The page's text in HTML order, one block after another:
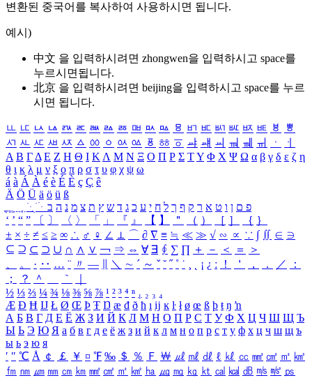
변환된 중국어를 복사하여 사용하시면 됩니다.
예시)
中文 을 입력하시려면 zhongwen을 입력하시고 space를
누르시면됩니다.
北京 을 입력하시려면 beijing을 입력하시고 space를 누르
시면 됩니다.
ㅥ ㅦ ㅧ ㅨ ㅩ ㅪ ㅫ ㅬ ㅭ ㅮ ㅯ ㅰ ㅱ ㅲ ㅳ ㅴ ㅵ ㅶ ㅷ ㅸ
ㅹ
ㅺ ㅻ ㅼ ㅽ ㅾ ㅿ ㆀ ㆁ ㆂ ㆃ ㆄ ㆅ ㆆ ㆇ ㆈ ㆉ ㆊ ㆋ ㆌ ㆍ
ㆎ
Α Β ΓΔ Ε Ζ Η Θ Ι ΚΛ Μ Ν Ξ Ο Π Ρ Σ ΤΥ Φ Χ Ψ Ω α β γ δ ε ζ η
θ ι κ λ μ ν ξ ο π ρ σ τ υ φ χ ψ ω
á à Á À é è É È ç Ç ê
Ä Ö Ü ä ö ü ß
ִֶֹ ֻּ ׁׂ פ ם ן ו ט א ר ק ף ך ל ח י ע כ ג ד ש ץ ת צ מ נ ה ב
‘ ’ “ ” 〔 〕 〈 〉 「 」 『 』 【 】 ＂ （ ） ［ ］ ｛ ｝
± × ÷ ≠ ≤ ≥ ∞ ∴ ♂ ♀ ∠ ⊥ ⌒ ∂ ∇ ≡ ≒ ≪ ≫ √ ∽ ∝ ∵ ∫ ∬ ∈ ∋
⊆ ⊇ ⊂ ⊃ ∪ ∩ ∧ ∨ ￢ ⇒ ⇔ ∀ ∃ ∮ ∑ ∏ ＋ － ＜ ＝
＞
、
。 · ‥ … ¨ 〃 ― ＼ ∼ ´ ～ ˇ ˘ ˝ ˚ ˙ ¸ ¡ ¿ ː ！ ＇ ， ． ／
：
；
？ ＾ ｀
½ ⅓ ⅔ ¼ ¾ ⅛ ⅜ ⅝ ⅞ ¹ ² ³ ⁴ ⁿ ₁ ₂ ₃ ₄
Æ Ð Ħ Ĳ Ł Ø Œ Þ Ŧ Ŋ æ đ ð ħ ı ĳ ĸ ŀ ł ø œ ß þ ŧ ŋ ŉ
А Б В Г Д Е Ё Ж З И Й К Л М Н О П Р С Т У Ф Х Ц Ч Ш Щ Ъ
Ы Ь Э Ю Я а б в г д е ё ж з и й к л м н о п р с т у ф х ц ч ш щ ъ
ы ь э ю я
′ ″ ℃ Å ￠ ￡ ￥ ¤ ℉ ‰ ＄ ％ Ｆ ￦ ㎕ ㎖ ㎗ ℓ ㎘ ㏄ ㎣ ㎤ ㎥ ㎦
㎙ ㎚ ㎛ ㎜ ㎝ ㎞ ㎟ ㎠ ㎡ ㎢ ㏊ ㎍ ㎎ ㎏ ㏏ ㎈ ㎉ ㏈ ㎧ ㎨ ㎰